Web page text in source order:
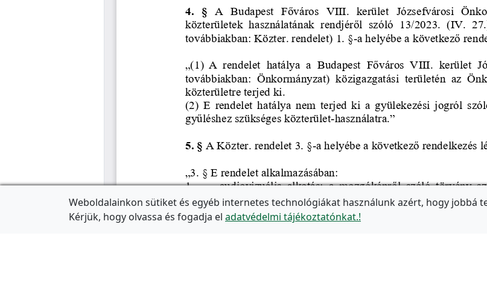
Weboldalainkon sütiket és egyéb internetes technológiákat használunk azért, hogy jobbá
Kérjük, hogy olvassa és fogadja el adatvédelmi tájékoztatónkat.!